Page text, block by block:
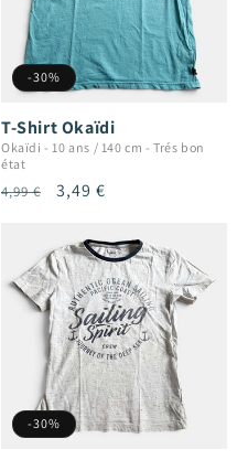
-30%
T-Shirt Okaïdi
Okaïdi - 10 ans / 140 cm -Trés bon
état
Prix
4,99 €
Prix
3,49 €
-30%